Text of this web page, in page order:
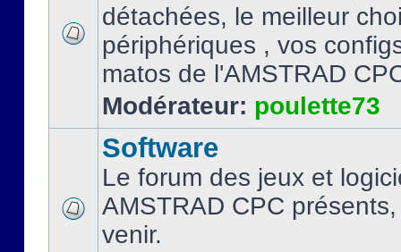
détachées, le meilleur
périphériques , vos
matos de l'AMSTRAD
Modérateur: poulette73
Software
Le forum des jeux et
AMSTRAD CPC
venir.